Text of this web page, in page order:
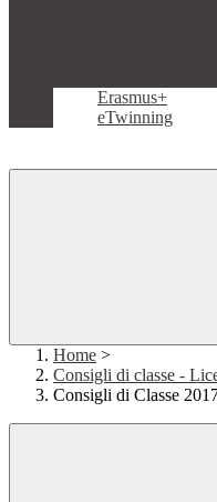
Erasmus+
eTwinning
Home >
Consigli di classe -
Consigli di Classe